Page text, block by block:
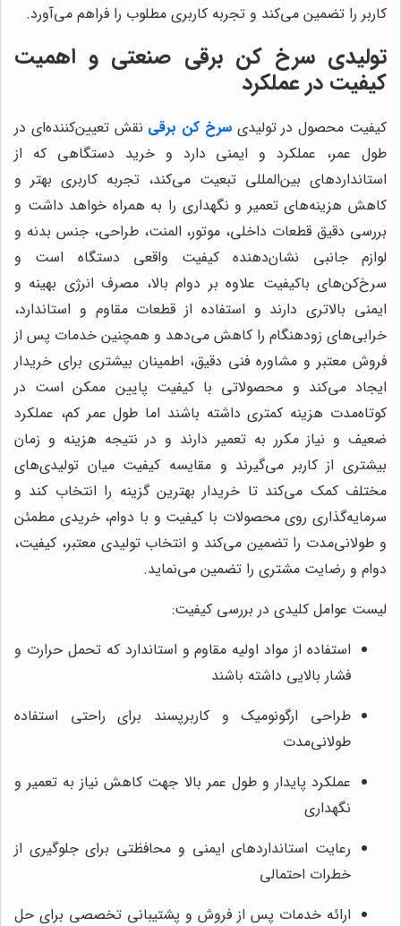
کاربر را تضمین می‌کند و تجربه کاربری مطلوب را فراهم می‌آورد.
تولیدی سرخ کن برقی صنعتی و اهمیت
کیفیت در عملکرد
کیفیت محصول در تولیدیسرخ کن برقی نقش تعیین‌کننده‌ای در
طول عمر، عملکرد و ایمنی دارد و خرید دستگاهی که از
استانداردهای بین‌المللی تبعیت می‌کند، تجربه کاربری بهتر و
کاهش هزینه‌های تعمیر و نگهداری را به همراه خواهد داشت و
بررسی دقیق قطعات داخلی، موتور، المنت، طراحی، جنس بدنه و
لوازم جانبی نشان‌دهنده کیفیت واقعی دستگاه است و
سرخ‌کن‌های باکیفیت علاوه بر دوام بالا، مصرف انرژی بهینه و
ایمنی بالاتری دارند و استفاده از قطعات مقاوم و استاندارد،
خرابی‌های زودهنگام را کاهش می‌دهد و همچنین خدمات پس از
فروش معتبر و مشاوره فنی دقیق، اطمینان بیشتری برای خریدار
ایجاد می‌کند و محصولاتی با کیفیت پایین ممکن است در
کوتاه‌مدت هزینه کمتری داشته باشند اما طول عمر کم، عملکرد
ضعیف و نیاز مکرر به تعمیر دارند و در نتیجه هزینه و زمان
بیشتری از کاربر می‌گیرند و مقایسه کیفیت میان تولیدی‌های
مختلف کمک می‌کند تا خریدار بهترین گزینه را انتخاب کند و
سرمایه‌گذاری روی محصولات با کیفیت و با دوام، خریدی مطمئن
و طولانی‌مدت را تضمین می‌کند و انتخاب تولیدی معتبر، کیفیت،
دوام و رضایت مشتری را تضمین می‌نماید.
لیست عوامل کلیدی در بررسی کیفیت:
استفاده از مواد اولیه مقاوم و استاندارد که تحمل حرارت و
فشار بالایی داشته باشند
طراحی ارگونومیک و کاربرپسند برای راحتی استفاده
طولانی‌مدت
عملکرد پایدار و طول عمر بالا جهت کاهش نیاز به تعمیر و
نگهداری
رعایت استانداردهای ایمنی و محافظتی برای جلوگیری از
خطرات احتمالی
ارائه خدمات پس از فروش و پشتیبانی تخصصی برای حل